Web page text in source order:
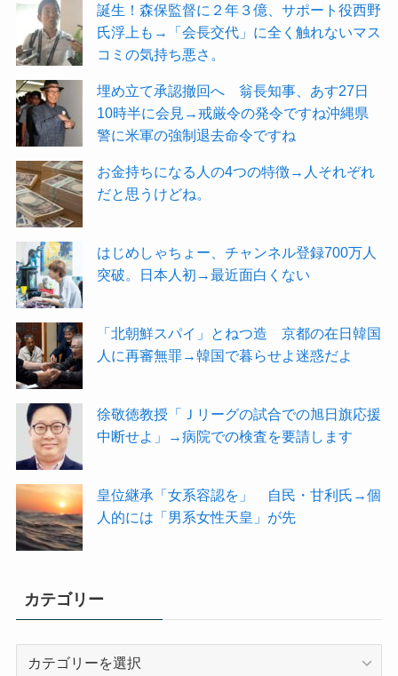
誕生！森保監督に２年３億、サポート役西野
氏浮上も→「会長交代」に全く触れないマス
コミの気持ち悪さ。
埋め立て承認撤回へ 翁長知事、あす27日
10時半に会見→戒厳令の発令ですね沖縄県
警に米軍の強制退去命令ですね
お金持ちになる人の4つの特徴→人それぞれ
だと思うけどね。
はじめしゃちょー、チャンネル登録700万人
突破。日本人初→最近面白くない
「北朝鮮スパイ」とねつ造 京都の在日韓国
人に再審無罪→韓国で暮らせよ迷惑だよ
徐敬徳教授「Ｊリーグの試合での旭日旗応援
中断せよ」→病院での検査を要請します
皇位継承「女系容認を」 自民・甘利氏→個
人的には「男系女性天皇」が先
カテゴリー